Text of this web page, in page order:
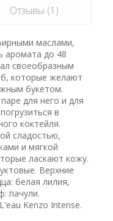
Отзывы (1)
маслами,
аромата до 48
своеобразным
которые желают
букетом.
для него и для
в
коктейля.
сладостью,
и мягкой
ласкают кожу.
Верхние
белая лилия,
пачули.
Kenzo Intense.